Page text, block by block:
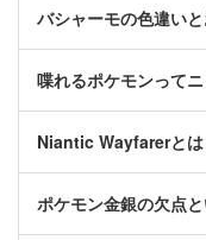
バシャーモの色違い
喋れるポケモンって
Niantic Wayfarerとは
ポケモン金銀の欠点